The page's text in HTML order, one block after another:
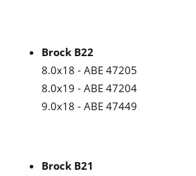
Brock B22
8.0x18 - ABE 47205
8.0x19 - ABE 47204
9.0x18 - ABE 47449
Brock B21